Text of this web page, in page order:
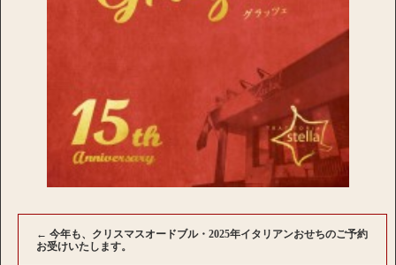
← 今年も、クリスマスオードブル・2025年イタリアンおせちのご予約
お受けいたします。